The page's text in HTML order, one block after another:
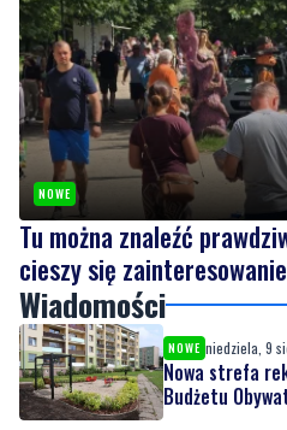
NOWE
Tu można znaleźć
cieszy się
Wiadomości
NOWE niedziela, 9
Nowa strefa
Budżetu
NOWE niedziela, 9
Wojskowe